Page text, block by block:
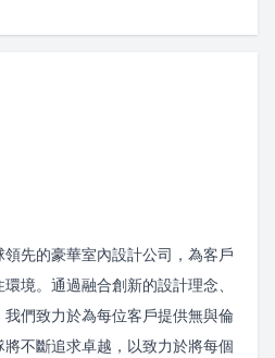
先的豪華室內設計公司，為客戶
境。通過融合創新的設計理念、
們致力於為每位客戶提供無與倫
不斷追求卓越，以致力於將每個